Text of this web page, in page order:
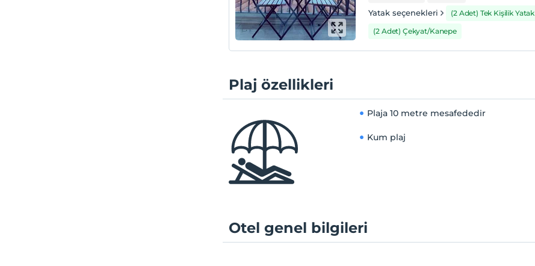
Yatak seçenekleri (2 Adet) Tek Kişilik Yatak
(2 Adet) Çekyat/Kanepe
Plaj özellikleri
Plaja 10 metre mesafededir
Kum plaj
Otel genel bilgileri